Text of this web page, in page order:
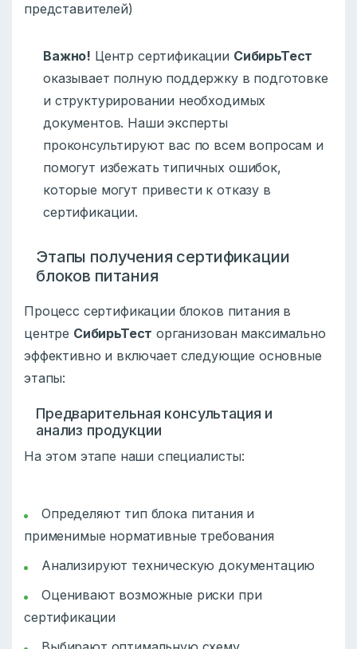
представителей)
Важно! Центр сертификации СибирьТест
оказывает полную поддержку в подготовке
и структурировании необходимых
документов. Наши эксперты
проконсультируют вас по всем вопросам и
помогут избежать типичных ошибок,
которые могут привести к отказу в
сертификации.
Этапы получения сертификации
блоков питания
Процесс сертификации блоков питания в
центре СибирьТест организован максимально
эффективно и включает следующие основные
этапы:
Предварительная консультация и
анализ продукции
На этом этапе наши специалисты:
Определяют тип блока питания и
применимые нормативные требования
Анализируют техническую документацию
Оценивают возможные риски при
сертификации